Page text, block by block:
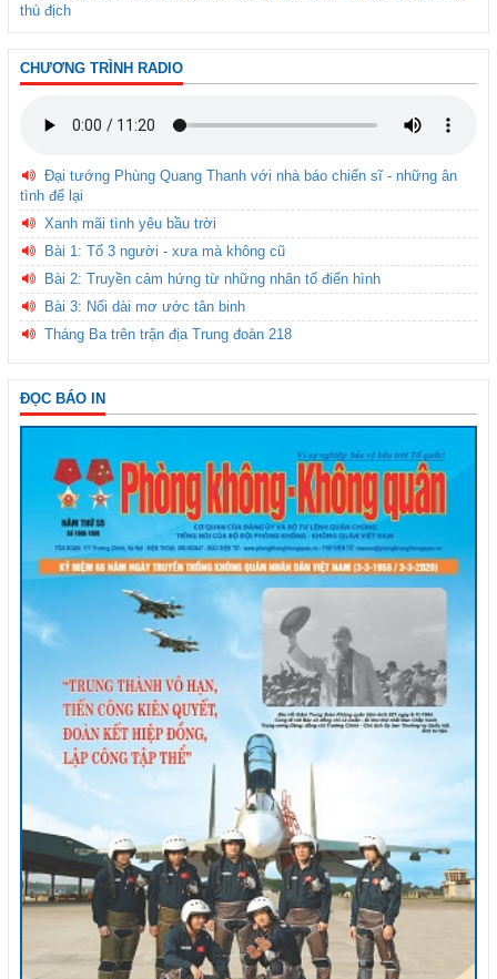
thù địch
CHƯƠNG TRÌNH RADIO
Đại tướng Phùng Quang Thanh với nhà báo chiến sĩ - những ân
tình để lại
Xanh mãi tình yêu bầu trời
Bài 1: Tổ 3 người - xưa mà không cũ
Bài 2: Truyền cảm hứng từ những nhân tố điển hình
Bài 3: Nối dài mơ ước tân binh
Tháng Ba trên trận địa Trung đoàn 218
ĐỌC BÁO IN